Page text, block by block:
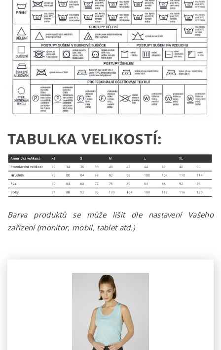
TABULKA VELIKOSTÍ:
Barva produktů se může lišit dle nastavení Vašeho
zařízení (monitor, mobil, tablet atd.)